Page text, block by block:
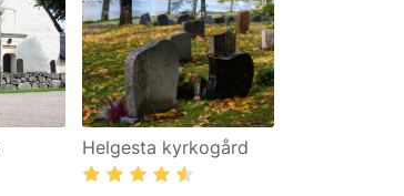
Helgesta kyrkogård